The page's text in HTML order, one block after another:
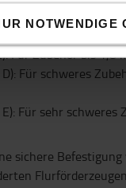
NOTWENDIGE
Für Zubehör bis 1,8
Für schweres
Für sehr schweres
sichere Befestigung